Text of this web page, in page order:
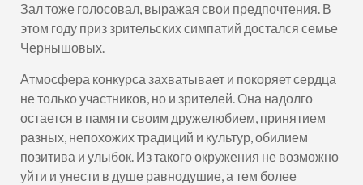
Зал тоже голосовал, выражая свои предпочтения. В
этом году приз зрительских симпатий достался семье
Чернышовых.
Атмосфера конкурса захватывает и покоряет сердца
не только участников, но и зрителей. Она надолго
остается в памяти своим дружелюбием, принятием
разных, непохожих традиций и культур, обилием
позитива и улыбок. Из такого окружения не возможно
уйти и унести в душе равнодушие, а тем более